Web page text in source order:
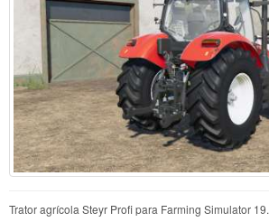
Trator agrícola Steyr Profi para Farming Simulator 19.